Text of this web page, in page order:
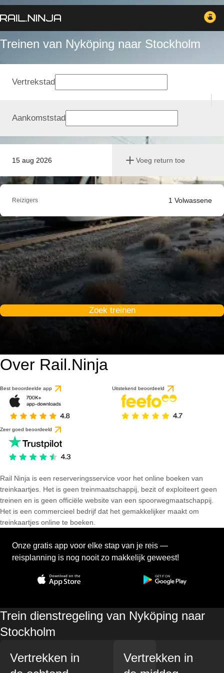
Treinen van Nyköping naar Stockholm
15 aug 2026 Voeg return toe
Vertrekstad
Aankomststad
Reizigers 1 Volwassene
Zoek treinen
Over Rail.Ninja
Best beoordeelde app Uitstekend beoordeeld
Zeer goed beoordeeld
Rail Ninja is een reserveringsservice voor het online boeken van
treinkaartjes. Het is geen treinmaatschappij, bezit of exploiteert geen
treinen en is geen officiële website van een spoorwegmaatschappij.
Het is een commercieel bedrijf dat het gemakkelijker maakt om
treinkaartjes online te boeken.
Onze gratis app voor elke stap van je reis —
reisplanning is nog nooit zo makkelijk geweest!
Trein dienstregeling van Nyköping naar
Stockholm
Vertrekken in
Vertrekken in